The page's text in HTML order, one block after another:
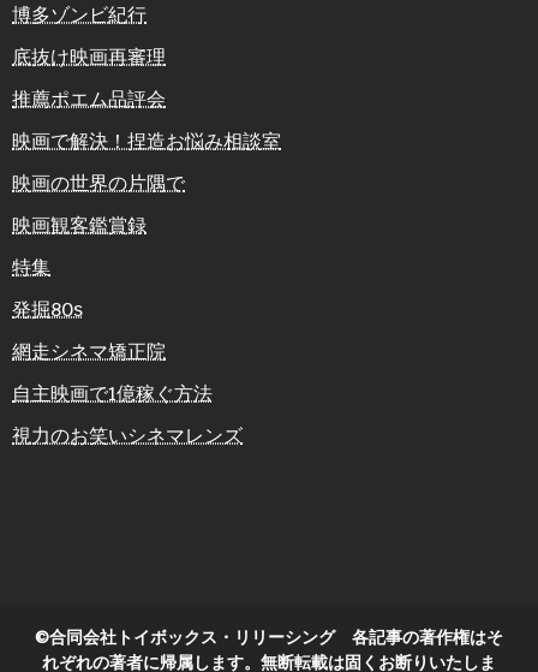
博多ゾンビ紀行
底抜け映画再審理
推薦ポエム品評会
映画で解決！捏造お悩み相談室
映画の世界の片隅で
映画観客鑑賞録
特集
発掘80s
網走シネマ矯正院
自主映画で1億稼ぐ方法
視力のお笑いシネマレンズ
©合同会社トイボックス・リリーシング 各記事の著作権はそ
れぞれの著者に帰属します。無断転載は固くお断りいたしま